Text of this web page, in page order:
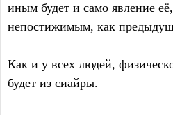
иным будет и само явление
непостижимым, как
Как и у всех людей,
будет из сиайры.